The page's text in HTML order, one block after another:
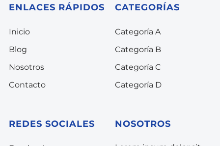
ENLACES RÁPIDOS
Inicio
Blog
Nosotros
Contacto
CATEGORÍAS
Categoría A
Categoría B
Categoría C
Categoría D
REDES SOCIALES NOSOTROS